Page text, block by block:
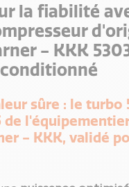
la fiabilité
- KKK
sûre : le turbo
de
- KKK, validé